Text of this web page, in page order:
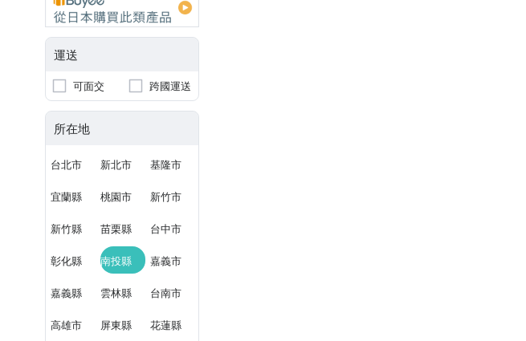
運送
可面交 跨國運送
所在地
台北市 新北市 基隆市
宜蘭縣 桃園市 新竹市
新竹縣 苗栗縣 台中市
彰化縣 南投縣 嘉義市
嘉義縣 雲林縣 台南市
高雄市 屏東縣 花蓮縣